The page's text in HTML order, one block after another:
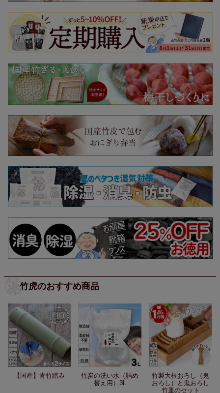
竹虎のおすすめ商品
【国産】青竹踏み
竹炭の洗い水（詰め
替え用）3L
竹製大根おろし（鬼
おろし）と鬼おろし
竹皿のセット